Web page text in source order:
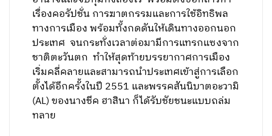
เรื่องคอรัปชั่น การฆาตกรรมและการใช้อิทธิพล
ทางการเมือง พร้อมทั้งกดดันให้เดินทางออกนอก
ประเทศ จนกระทั่งเวลาต่อมามีการแทรกแซงจาก
ชาติตะวันตก ทำให้สุดท้ายบรรยากาศการเมือง
เริ่มคลี่คลายและสามารถนำประเทศเข้าสู่การเลือก
ตั้งได้อีกครั้งในปี 2551 และพรรคสันนิบาตอะวามิ
(AL) ของนางชีค ฮาสินา ก็ได้รับชัยชนะแบบถล่ม
ทลาย